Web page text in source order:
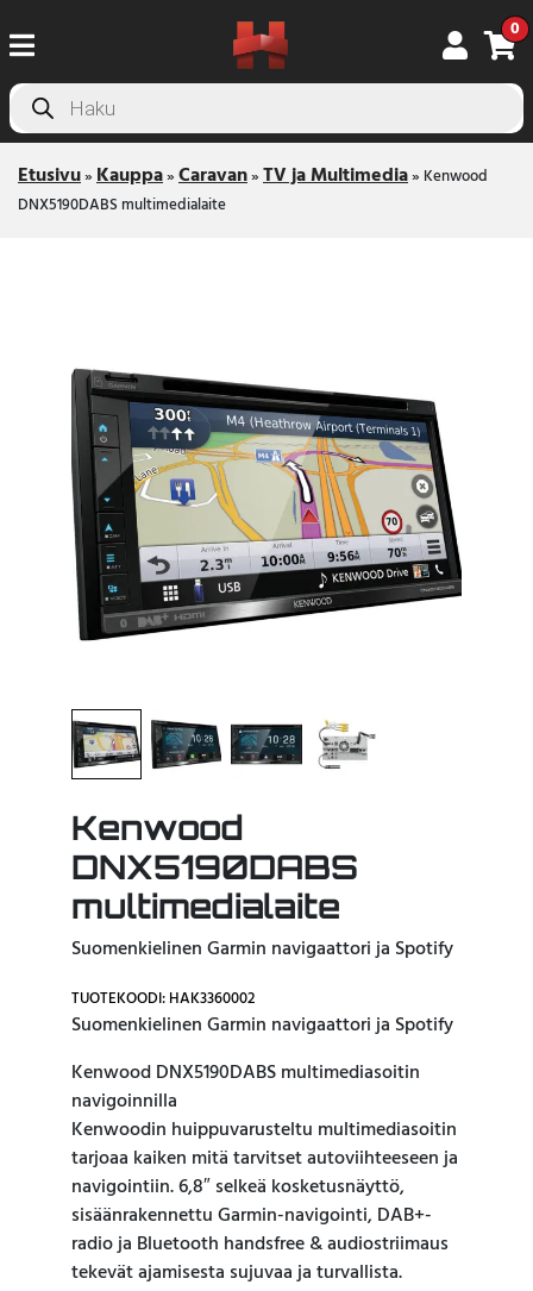
0
Products
search
Etusivu»Kauppa»Caravan»TV ja Multimedia» Kenwood
DNX5190DABS multimedialaite
Kenwood
DNX5190DABS
multimedialaite
Suomenkielinen Garmin navigaattori ja Spotify
TUOTEKOODI: HAK3360002
Suomenkielinen Garmin navigaattori ja Spotify
Kenwood DNX5190DABS multimediasoitin
navigoinnilla
Kenwoodin huippuvarusteltu multimediasoitin
tarjoaa kaiken mitä tarvitset autoviihteeseen ja
navigointiin. 6,8″ selkeä kosketusnäyttö,
sisäänrakennettu Garmin-navigointi, DAB+-
radio ja Bluetooth handsfree & audiostriimaus
tekevät ajamisesta sujuvaa ja turvallista.